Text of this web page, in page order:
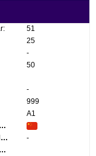
51
25
-
50
-
999
A1
Land van herkomst:
Knoppen/Bloemen:
-